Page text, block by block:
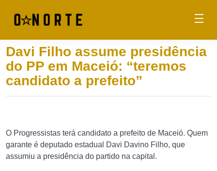
Davi Filho assume presidência
do PP em Maceió: “teremos
candidato a prefeito”
O Progressistas terá candidato a prefeito de Maceió. Quem
garante é deputado estadual Davi Davino Filho, que
assumiu a presidência do partido na capital.